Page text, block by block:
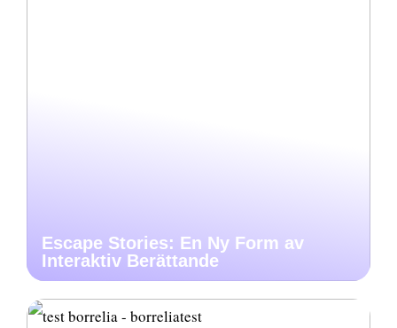
Escape Stories: En Ny Form av
Interaktiv Berättande